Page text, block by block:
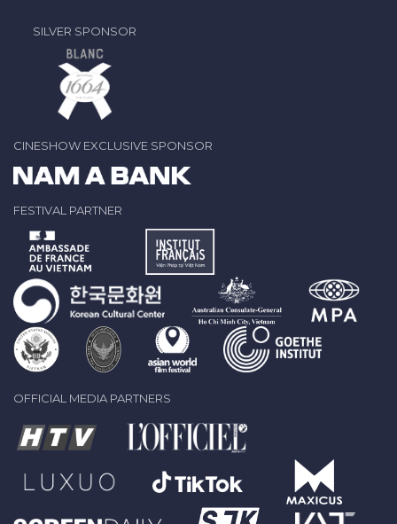
SILVER SPONSOR
CINESHOW EXCLUSIVE SPONSOR
FESTIVAL PARTNER
OFFICIAL MEDIA PARTNERS